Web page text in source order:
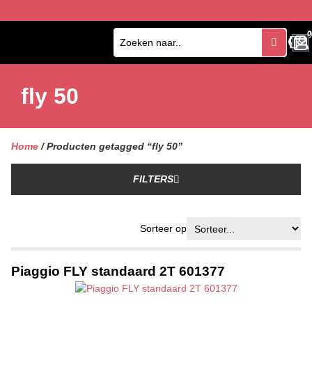
0
0
fly 50
Home / Producten getagged “fly 50”
FILTERS
Sorteer op
Piaggio FLY standaard 2T 601377